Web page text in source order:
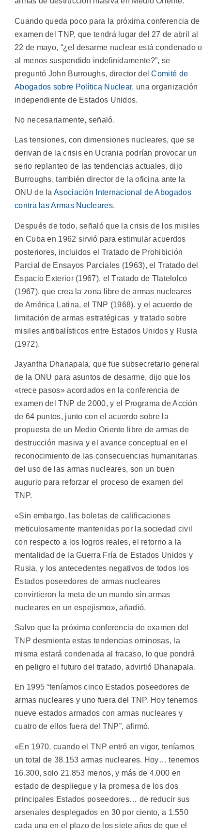
Cuando queda poco para la próxima conferencia de
examen del TNP, que tendrá lugar del 27 de abril al
22 de mayo, “¿el desarme nuclear está condenado o
al menos suspendido indefinidamente?”, se
preguntó John Burroughs, director del Comité de
Abogados sobre Política Nuclear, una organización
independiente de Estados Unidos.
No necesariamente, señaló.
Las tensiones, con dimensiones nucleares, que se
derivan de la crisis en Ucrania podrían provocar un
serio replanteo de las tendencias actuales, dijo
Burroughs, también director de la oficina ante la
ONU de la Asociación Internacional de Abogados
contra las Armas Nucleares.
Después de todo, señaló que la crisis de los misiles
en Cuba en 1962 sirvió para estimular acuerdos
posteriores, incluidos el Tratado de Prohibición
Parcial de Ensayos Parciales (1963), el Tratado del
Espacio Exterior (1967), el Tratado de Tlatelolco
(1967), que crea la zona libre de armas nucleares
de América Latina, el TNP (1968), y el acuerdo de
limitación de armas estratégicas y tratado sobre
misiles antibalísticos entre Estados Unidos y Rusia
(1972).
Jayantha Dhanapala, que fue subsecretario general
de la ONU para asuntos de desarme, dijo que los
«trece pasos» acordados en la conferencia de
examen del TNP de 2000, y el Programa de Acción
de 64 puntos, junto con el acuerdo sobre la
propuesta de un Medio Oriente libre de armas de
destrucción masiva y el avance conceptual en el
reconocimiento de las consecuencias humanitarias
del uso de las armas nucleares, son un buen
augurio para reforzar el proceso de examen del
TNP.
«Sin embargo, las boletas de calificaciones
meticulosamente mantenidas por la sociedad civil
con respecto a los logros reales, el retorno a la
mentalidad de la Guerra Fría de Estados Unidos y
Rusia, y los antecedentes negativos de todos los
Estados poseedores de armas nucleares
convirtieron la meta de un mundo sin armas
nucleares en un espejismo», añadió.
Salvo que la próxima conferencia de examen del
TNP desmienta estas tendencias ominosas, la
misma estará condenada al fracaso, lo que pondrá
en peligro el futuro del tratado, advirtió Dhanapala.
En 1995 “teníamos cinco Estados poseedores de
armas nucleares y uno fuera del TNP. Hoy tenemos
nueve estados armados con armas nucleares y
cuatro de ellos fuera del TNP”, afirmó.
«En 1970, cuando el TNP entró en vigor, teníamos
un total de 38.153 armas nucleares. Hoy… tenemos
16.300, solo 21.853 menos, y más de 4.000 en
estado de despliegue y la promesa de los dos
principales Estados poseedores… de reducir sus
arsenales desplegados en 30 por ciento, a 1.550
cada una en el plazo de los siete años de que el